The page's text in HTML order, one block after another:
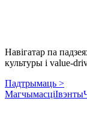
Навігатар па
культуры і value-
Падтрымаць >
МагчымасціІвэнты